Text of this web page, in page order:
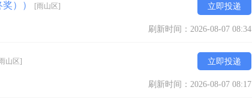
）） [雨山区] 立即投递
刷新时间：2026-08-07 08:34
山区] 立即投递
刷新时间：2026-08-07 08:17